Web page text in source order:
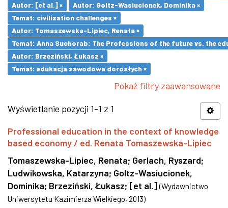
Autor: [et al.] ×
Autor: Goltz-Wasiucionek, Dominika ×
Temat: civilization challenges ×
Autor: Tomaszewska-Lipiec, Renata ×
Temat: Anna Suchorab: The Professions of the future vs. the
Autor: Brzeziński, Łukasz ×
Temat: edukacja zawodowa dorosłych ×
Pokaż filtry zaawansowane
Wyświetlanie pozycji 1-1 z 1
Professional education in the context of knowledge
based economy / ed. Renata Tomaszewska-Lipiec
Tomaszewska-Lipiec, Renata; Gerlach, Ryszard;
Ludwikowska, Katarzyna; Goltz-Wasiucionek,
Dominika; Brzeziński, Łukasz; [et al.] (Wydawnictwo
Uniwersytetu Kazimierza Wielkiego, 2013)